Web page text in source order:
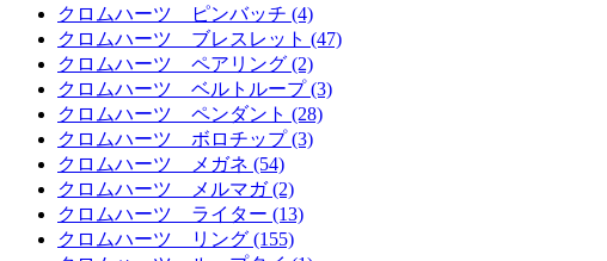
クロムハーツ ピンバッチ (4)
クロムハーツ ブレスレット (47)
クロムハーツ ペアリング (2)
クロムハーツ ベルトループ (3)
クロムハーツ ペンダント (28)
クロムハーツ ボロチップ (3)
クロムハーツ メガネ (54)
クロムハーツ メルマガ (2)
クロムハーツ ライター (13)
クロムハーツ リング (155)